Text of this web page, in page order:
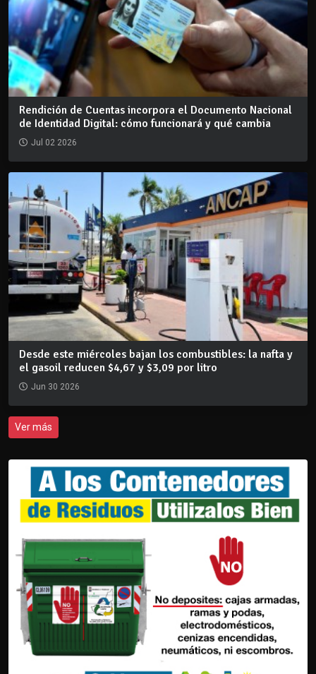
Rendición de Cuentas incorpora el Documento Nacional
de Identidad Digital: cómo funcionará y qué cambia
Jul 02 2026
Desde este miércoles bajan los combustibles: la nafta y
el gasoil reducen $4,67 y $3,09 por litro
Jun 30 2026
Ver más